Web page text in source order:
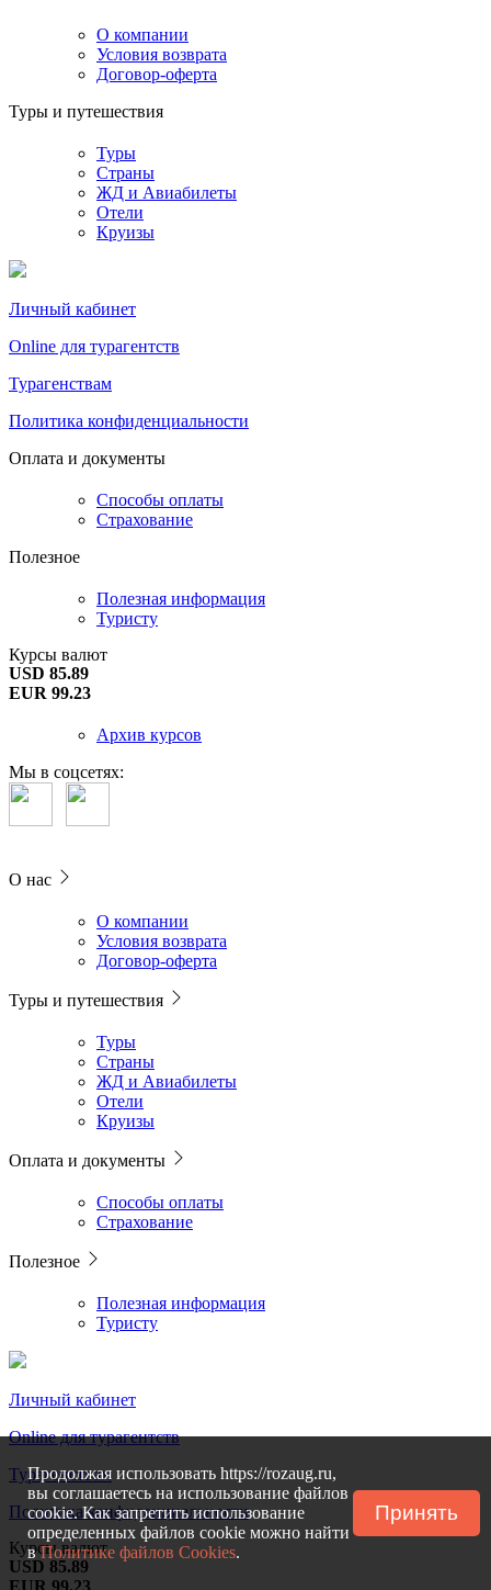
Продолжая использовать https://rozaug.ru,
вы соглашаетесь на использование файлов
cookie. Как запретить использование
определенных файлов cookie можно найти
вПолитике файлов Cookies.
Принять
О компании
Условия возврата
Договор-оферта
Туры и путешествия
Туры
Страны
ЖД и Авиабилеты
Отели
Круизы
Личный кабинет
Online для турагентств
Турагенствам
Политика конфиденциальности
Оплата и документы
Способы оплаты
Страхование
Полезное
Полезная информация
Туристу
Курсы валют
USD 85.89
EUR 99.23
Архив курсов
Мы в соцсетях:
О нас
О компании
Условия возврата
Договор-оферта
Туры и путешествия
Туры
Страны
ЖД и Авиабилеты
Отели
Круизы
Оплата и документы
Способы оплаты
Страхование
Полезное
Полезная информация
Туристу
Личный кабинет
Online для турагентств
Турагенствам
Политика конфиденциальности
Курсы валют
USD 85.89
EUR 99.23